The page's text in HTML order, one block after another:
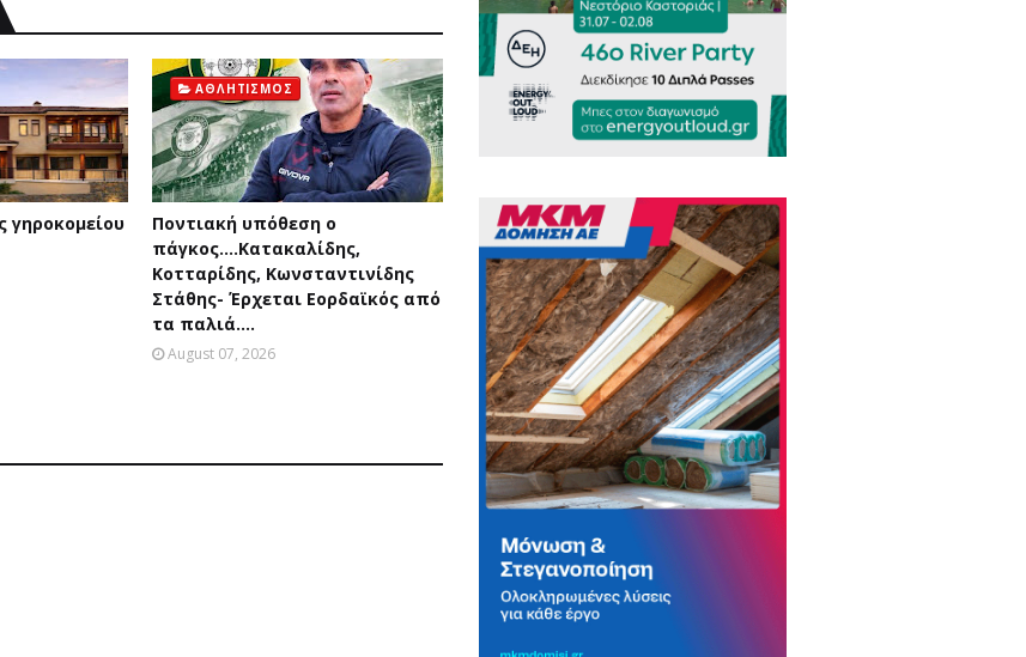
γηροκομείου
ΑΘΛΗΤΙΣΜΟΣ
Ποντιακή υπόθεση ο
πάγκος....Κατακαλίδης,
Κοτταρίδης, Κωνσταντινίδης
Στάθης- Έρχεται Εορδαϊκός από
τα παλιά....
August 07, 2026